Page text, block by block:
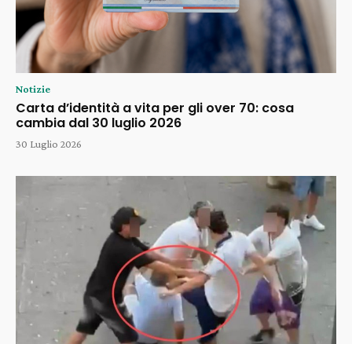
Notizie
Carta d’identità a vita per gli over 70: cosa
cambia dal 30 luglio 2026
30 Luglio 2026